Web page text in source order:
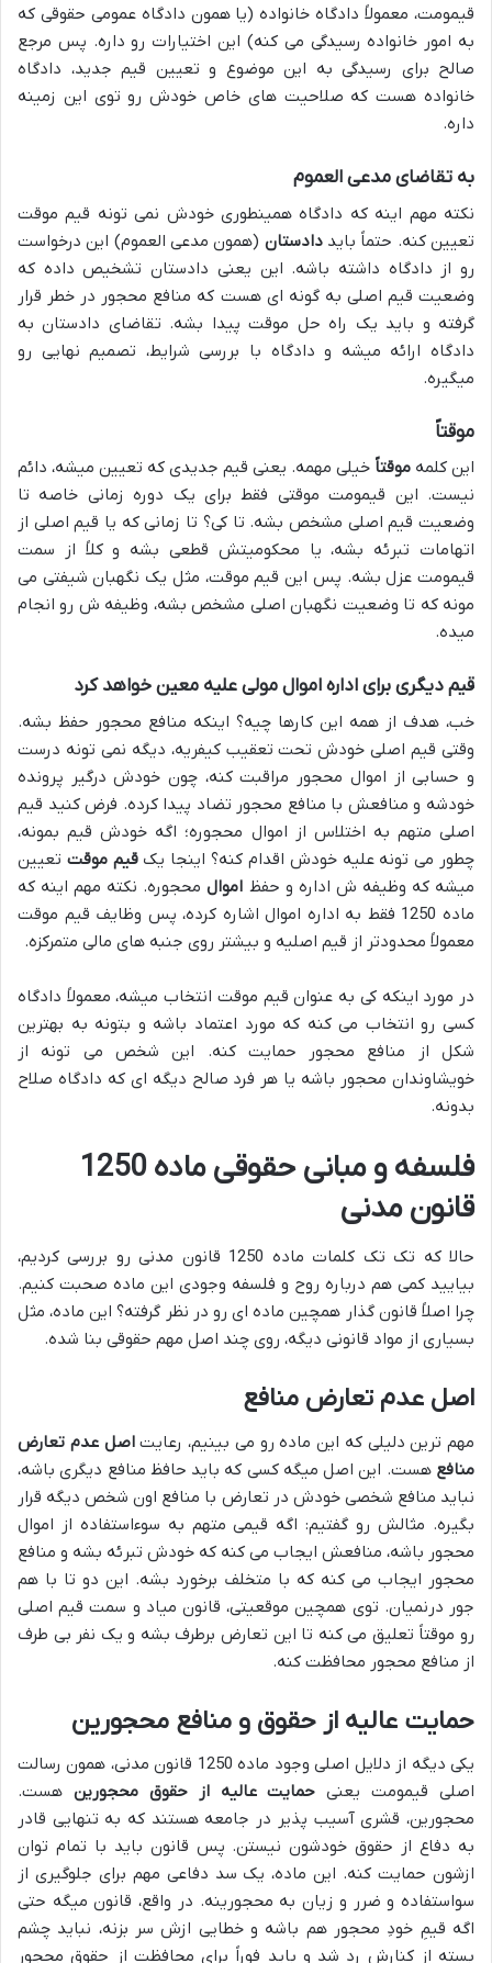
قیمومت، معمولاً دادگاه خانواده (یا همون دادگاه عمومی حقوقی که
به امور خانواده رسیدگی می کنه) این اختیارات رو داره. پس مرجع
صالح برای رسیدگی به این موضوع و تعیین قیم جدید، دادگاه
خانواده هست که صلاحیت های خاص خودش رو توی این زمینه
داره.
به تقاضای مدعی العموم
نکته مهم اینه که دادگاه همینطوری خودش نمی تونه قیم موقت
تعیین کنه. حتماً بایددادستان (همون مدعی العموم) این درخواست
رو از دادگاه داشته باشه. این یعنی دادستان تشخیص داده که
وضعیت قیم اصلی به گونه ای هست که منافع محجور در خطر قرار
گرفته و باید یک راه حل موقت پیدا بشه. تقاضای دادستان به
دادگاه ارائه میشه و دادگاه با بررسی شرایط، تصمیم نهایی رو
میگیره.
موقتاً
این کلمه موقتاً خیلی مهمه. یعنی قیم جدیدی که تعیین میشه، دائم
نیست. این قیمومت موقتی فقط برای یک دوره زمانی خاصه تا
وضعیت قیم اصلی مشخص بشه. تا کی؟ تا زمانی که یا قیم اصلی از
اتهامات تبرئه بشه، یا محکومیتش قطعی بشه و کلاً از سمت
قیمومت عزل بشه. پس این قیم موقت، مثل یک نگهبان شیفتی می
مونه که تا وضعیت نگهبان اصلی مشخص بشه، وظیفه ش رو انجام
میده.
قیم دیگری برای اداره اموال مولی علیه معین خواهد کرد
خب، هدف از همه این کارها چیه؟ اینکه منافع محجور حفظ بشه.
وقتی قیم اصلی خودش تحت تعقیب کیفریه، دیگه نمی تونه درست
و حسابی از اموال محجور مراقبت کنه، چون خودش درگیر پرونده
خودشه و منافعش با منافع محجور تضاد پیدا کرده. فرض کنید قیم
اصلی متهم به اختلاس از اموال محجوره؛ اگه خودش قیم بمونه،
چطور می تونه علیه خودش اقدام کنه؟ اینجا یکقیم موقت تعیین
میشه که وظیفه ش اداره و حفظ اموالمحجوره. نکته مهم اینه که
ماده 1250 فقط به اداره اموال اشاره کرده، پس وظایف قیم موقت
معمولاً محدودتر از قیم اصلیه و بیشتر روی جنبه های مالی متمرکزه.
در مورد اینکه کی به عنوان قیم موقت انتخاب میشه، معمولاً دادگاه
کسی رو انتخاب می کنه که مورد اعتماد باشه و بتونه به بهترین
شکل از منافع محجور حمایت کنه. این شخص می تونه از
خویشاوندان محجور باشه یا هر فرد صالح دیگه ای که دادگاه صلاح
بدونه.
فلسفه و مبانی حقوقی ماده 1250
قانون مدنی
حالا که تک تک کلمات ماده 1250 قانون مدنی رو بررسی کردیم،
بیایید کمی هم درباره روح و فلسفه وجودی این ماده صحبت کنیم.
چرا اصلاً قانون گذار همچین ماده ای رو در نظر گرفته؟ این ماده، مثل
بسیاری از مواد قانونی دیگه، روی چند اصل مهم حقوقی بنا شده.
اصل عدم تعارض منافع
مهم ترین دلیلی که این ماده رو می بینیم، رعایتاصل عدم تعارض
منافع هست. این اصل میگه کسی که باید حافظ منافع دیگری باشه،
نباید منافع شخصی خودش در تعارض با منافع اون شخص دیگه قرار
بگیره. مثالش رو گفتیم: اگه قیمی متهم به سوءاستفاده از اموال
محجور باشه، منافعش ایجاب می کنه که خودش تبرئه بشه و منافع
محجور ایجاب می کنه که با متخلف برخورد بشه. این دو تا با هم
جور درنمیان. توی همچین موقعیتی، قانون میاد و سمت قیم اصلی
رو موقتاً تعلیق می کنه تا این تعارض برطرف بشه و یک نفر بی طرف
از منافع محجور محافظت کنه.
حمایت عالیه از حقوق و منافع محجورین
یکی دیگه از دلایل اصلی وجود ماده 1250 قانون مدنی، همون رسالت
اصلی قیمومت یعنی حمایت عالیه از حقوق محجورین هست.
محجورین، قشری آسیب پذیر در جامعه هستند که به تنهایی قادر
به دفاع از حقوق خودشون نیستن. پس قانون باید با تمام توان
ازشون حمایت کنه. این ماده، یک سد دفاعی مهم برای جلوگیری از
سواستفاده و ضرر و زیان به محجورینه. در واقع، قانون میگه حتی
اگه قیمِ خودِ محجور هم باشه و خطایی ازش سر بزنه، نباید چشم
بسته از کنارش رد شد و باید فوراً برای محافظت از حقوق محجور